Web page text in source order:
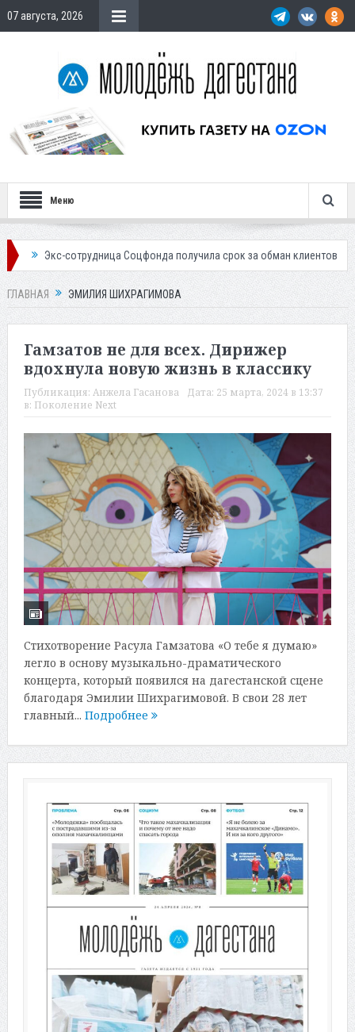
07 августа, 2026
Меню
сотрудница Соцфонда получила срок за обман клиентов Жителей
ГЛАВНАЯ ЭМИЛИЯ ШИХРАГИМОВА
Гамзатов не для всех. Дирижер
вдохнула новую жизнь в классику
Публикация: Анжела Гасанова Дата: 25 марта, 2024 в 13:37
в: Поколение Next
Стихотворение Расула Гамзатова «О тебе я думаю»
легло в основу музыкально-драматического
концерта, который появился на дагестанской сцене
благодаря Эмилии Шихрагимовой. В свои 28 лет
главный... Подробнее